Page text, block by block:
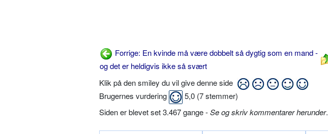
Forrige: En kvinde må være dobbelt så dygtig som en mand -
og det er heldigvis ikke så svært
Klik på den smiley du vil give denne side
Brugernes vurdering
5,0 (7stemmer)
Siden er blevet set 3.467 gange -Se og skriv kommentarer herunder.